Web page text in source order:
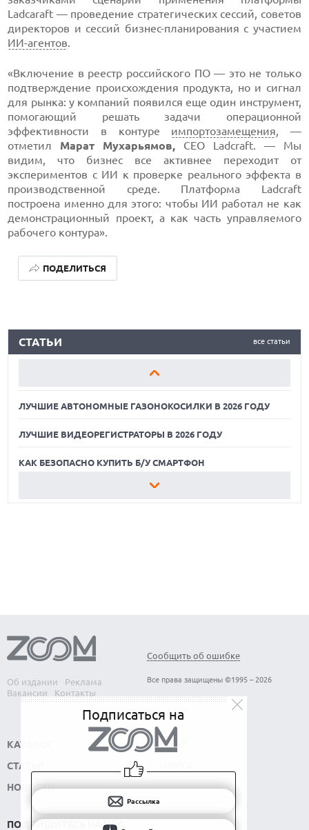
Ladcaraft — проведение стратегических сессий, советов
директоров и сессий бизнес-планирования с участием
ИИ-агентов.
«Включение в реестр российского ПО — это не только
подтверждение происхождения продукта, но и сигнал
для рынка: у компаний появился еще один инструмент,
помогающий решать задачи операционной
эффективности в контуре импортозамещения, —
отметил Марат Мухарьямов, CEO Ladcraft. — Мы
видим, что бизнес все активнее переходит от
экспериментов с ИИ к проверке реального эффекта в
производственной среде. Платформа Ladcraft
построена именно для этого: чтобы ИИ работал не как
демонстрационный проект, а как часть управляемого
рабочего контура».
ПОДЕЛИТЬСЯ
все статьи
СТАТЬИ
КАК БЕЗОПАСНО КУПИТЬ Б/У СМАРТФОН
ЛУЧШИЕ АВТОНОМНЫЕ ГАЗОНОКОСИЛКИ В 2026 ГОДУ
ЛУЧШИЕ ВИДЕОРЕГИСТРАТОРЫ В 2026 ГОДУ
КАК БЕЗОПАСНО КУПИТЬ Б/У СМАРТФОН
ЛУЧШИЕ АВТОНОМНЫЕ ГАЗОНОКОСИЛКИ В 2026 ГОДУ
Об издании
Реклама
Вакансии
Контакты
Сообщить об ошибке
Все права защищены ©1995 – 2026
КАТАЛОГ
СТАТЬИ
НОВОСТИ
СОФТ
ПОДПИШИТЕСЬ НА НАС
Подписаться на
Рассылка